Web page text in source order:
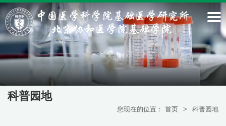
科普园地
您现在的位置： 首页 > 科普园地